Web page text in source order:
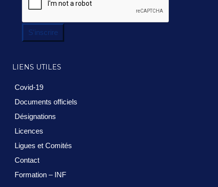
S'inscrire
LIENS UTILES
Covid-19
Documents officiels
Désignations
Licences
Ligues et Comités
Contact
Formation – INF